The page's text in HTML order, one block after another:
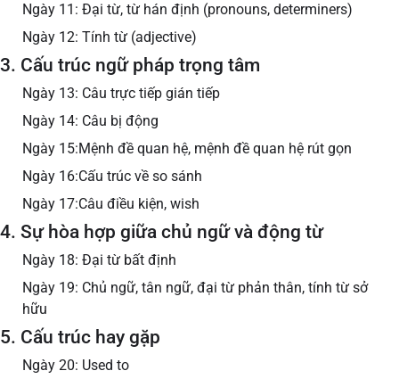
Ngày 11: Đại từ, từ hán định (pronouns, determiners)
Ngày 12: Tính từ (adjective)
3. Cấu trúc ngữ pháp trọng tâm
Ngày 13: Câu trực tiếp gián tiếp
Ngày 14: Câu bị động
Ngày 15:Mệnh đề quan hệ, mệnh đề quan hệ rút gọn
Ngày 16:Cấu trúc về so sánh
Ngày 17:Câu điều kiện, wish
4. Sự hòa hợp giữa chủ ngữ và động từ
Ngày 18: Đại từ bất định
Ngày 19: Chủ ngữ, tân ngữ, đại từ phản thân, tính từ sở
hữu
5. Cấu trúc hay gặp
Ngày 20: Used to